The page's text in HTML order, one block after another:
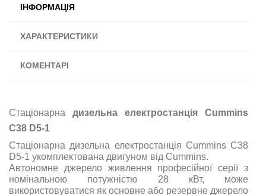
ІНФОРМАЦІЯ
ХАРАКТЕРИСТИКИ
КОМЕНТАРІ
Стаціонарна дизельна електростанція Cummins
C38 D5-1
Стаціонарна дизельна електростанція Cummins C38
D5-1 укомплектована двигуном від Cummins.
Автономне джерело живлення професійної серії з
номінальною потужністю 28 кВт, може
використовуватися як основне або резервне джерело